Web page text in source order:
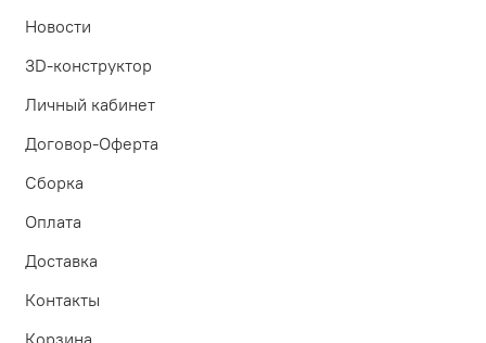
Новости
3D-конструктор
Личный кабинет
Договор-Оферта
Сборка
Оплата
Доставка
Контакты